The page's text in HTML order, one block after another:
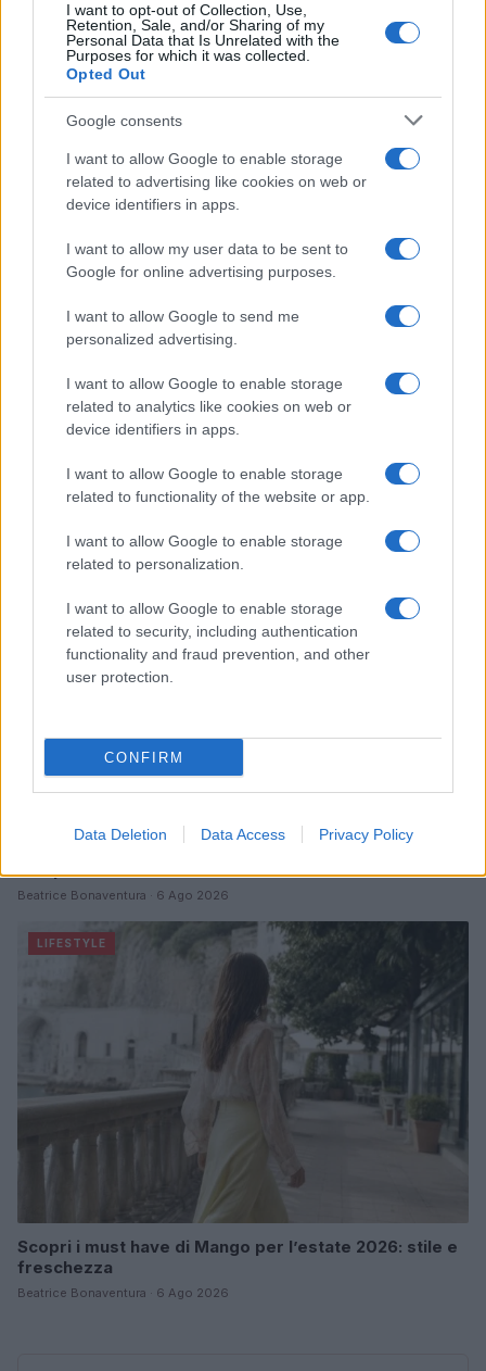
I want to opt-out of Collection, Use,
Retention, Sale, and/or Sharing of my
Personal Data that Is Unrelated with the
Purposes for which it was collected.
Opted Out
Google consents
I want to allow Google to enable storage
related to advertising like cookies on web or
device identifiers in apps.
I want to allow my user data to be sent to
Google for online advertising purposes.
I want to allow Google to send me
personalized advertising.
I want to allow Google to enable storage
related to analytics like cookies on web or
device identifiers in apps.
I want to allow Google to enable storage
related to functionality of the website or app.
I want to allow Google to enable storage
related to personalization.
I want to allow Google to enable storage
related to security, including authentication
functionality and fraud prevention, and other
user protection.
CONFIRM
Data Deletion Data Access Privacy Policy
Continua a leggere
nel tuo giardino
Beatrice Bonaventura · 6 Ago 2026
BENESSERE
Corsi gratuiti di benessere a Riccione: il programma
completo
Beatrice Bonaventura · 6 Ago 2026
LIFESTYLE
Scopri i must have di Mango per l’estate 2026: stile e
freschezza
Beatrice Bonaventura · 6 Ago 2026